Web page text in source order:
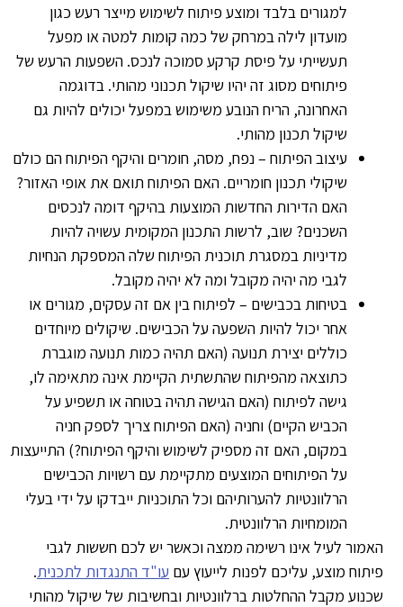
למגורים בלבד ומוצע פיתוח לשימוש מייצר רעש כגון
מועדון לילה במרחק של כמה קומות למטה או מפעל
תעשייתי על פיסת קרקע סמוכה לנכס. השפעות הרעש של
פיתוחים מסוג זה יהיו שיקול תכנוני מהותי. בדוגמה
האחרונה, הריח הנובע משימוש במפעל יכולים להיות גם
שיקול תכנון מהותי.
עיצוב הפיתוח – נפח, מסה, חומרים והיקף הפיתוח הם כולם
שיקולי תכנון חומריים. האם הפיתוח תואם את אופי האזור?
האם הדירות החדשות המוצעות בהיקף דומה לנכסים
השכנים? שוב, לרשות התכנון המקומית עשויה להיות
מדיניות במסגרת תוכנית הפיתוח שלה המספקת הנחיות
לגבי מה יהיה מקובל ומה לא יהיה מקובל.
בטיחות בכבישים – לפיתוח בין אם זה עסקים, מגורים או
אחר יכול להיות השפעה על הכבישים. שיקולים מיוחדים
כוללים יצירת תנועה (האם תהיה כמות תנועה מוגברת
כתוצאה מהפיתוח שהתשתית הקיימת אינה מתאימה לו,
גישה לפיתוח (האם הגישה תהיה בטוחה או תשפיע על
הכביש הקיים) וחניה (האם הפיתוח צריך לספק חניה
במקום, האם זה מספיק לשימוש והיקף הפיתוח?) התייעצות
על הפיתוחים המוצעים מתקיימת עם רשויות הכבישים
הרלוונטיות להערותיהם וכל התוכניות ייבדקו על ידי בעלי
המומחיות הרלוונטית.
לעיל אינו רשימה ממצה וכאשר יש לכם חששות לגבי
מוצע, עליכם לפנות לייעוץ עםעו"ד התנגדות לתכנית.
מקבל ההחלטות ברלוונטיות ובחשיבות של שיקול מהותי